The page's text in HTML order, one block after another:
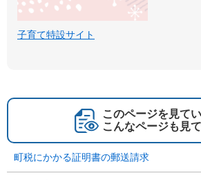
子育て特設サイト
このページを見て
こんなページも見
町税にかかる証明書の郵送請求